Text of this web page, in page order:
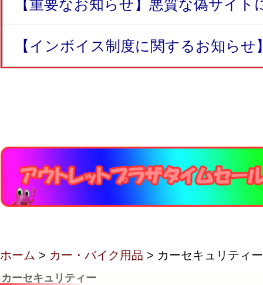
【重要なお知らせ】悪質な偽サイト
【インボイス制度に関するお知らせ
ホーム > カー・バイク用品 > カーセキュリティー
カーセキュリティー